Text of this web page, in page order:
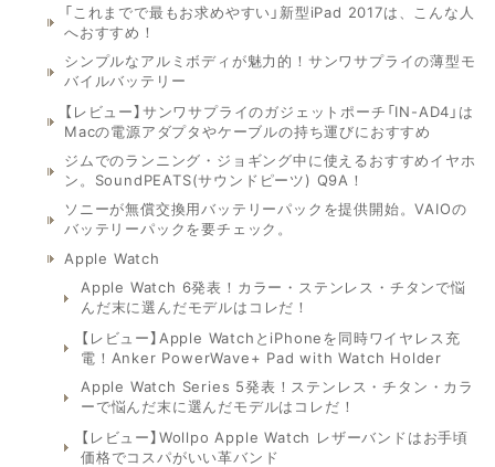
「これまでで最もお求めやすい」新型iPad 2017は、こんな人
へおすすめ！
シンプルなアルミボディが魅力的！サンワサプライの薄型モ
バイルバッテリー
【レビュー】サンワサプライのガジェットポーチ「IN-AD4」は
Macの電源アダプタやケーブルの持ち運びにおすすめ
ジムでのランニング・ジョギング中に使えるおすすめイヤホ
ン。SoundPEATS(サウンドピーツ) Q9A！
ソニーが無償交換用バッテリーパックを提供開始。VAIOの
バッテリーパックを要チェック。
Apple Watch
Apple Watch 6発表！カラー・ステンレス・チタンで悩
んだ末に選んだモデルはコレだ！
【レビュー】Apple WatchとiPhoneを同時ワイヤレス充
電！Anker PowerWave+ Pad with Watch Holder
Apple Watch Series 5発表！ステンレス・チタン・カラ
ーで悩んだ末に選んだモデルはコレだ！
【レビュー】Wollpo Apple Watch レザーバンドはお手頃
価格でコスパがいい革バンド